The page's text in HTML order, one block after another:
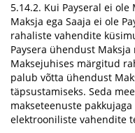
5.14.2. Kui Payseral ei
Maksja ega Saaja ei ole
rahaliste vahendite
Paysera ühendust
Maksejuhises märgitud
palub võtta ühendust
täpsustamiseks. Seda
makseteenuste
elektrooniliste vahendite